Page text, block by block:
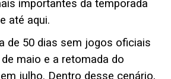
importantes da temporada
até aqui.
de 50 dias sem jogos oficiais
maio e a retomada do
julho. Dentro desse cenário,